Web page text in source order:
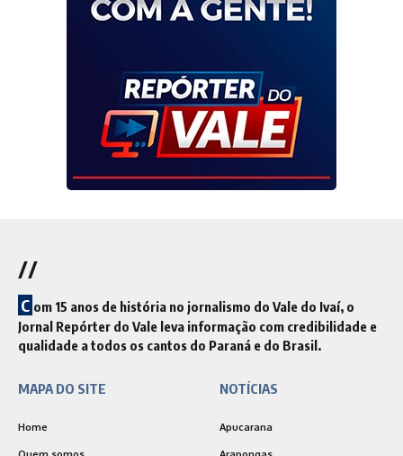
//
C om 15 anos de história no jornalismo do Vale do Ivaí, o
Jornal Repórter do Vale leva informação com credibilidade e
qualidade a todos os cantos do Paraná e do Brasil.
MAPA DO SITE
Home
NOTÍCIAS
Apucarana